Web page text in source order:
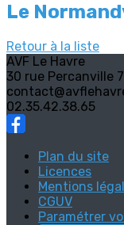
Le
Retour à la liste
AVF Le Havre
30 rue Percanville
02.35.42.38.65
Plan du site
Licences
Mentions
CGUV
Paramétrer